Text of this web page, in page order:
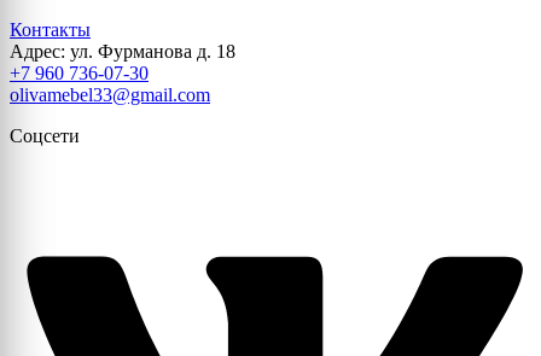
Контакты
Адрес: ул. Фурманова д. 18
+7 960 736-07-30
olivamebel33@gmail.com
Соцсети